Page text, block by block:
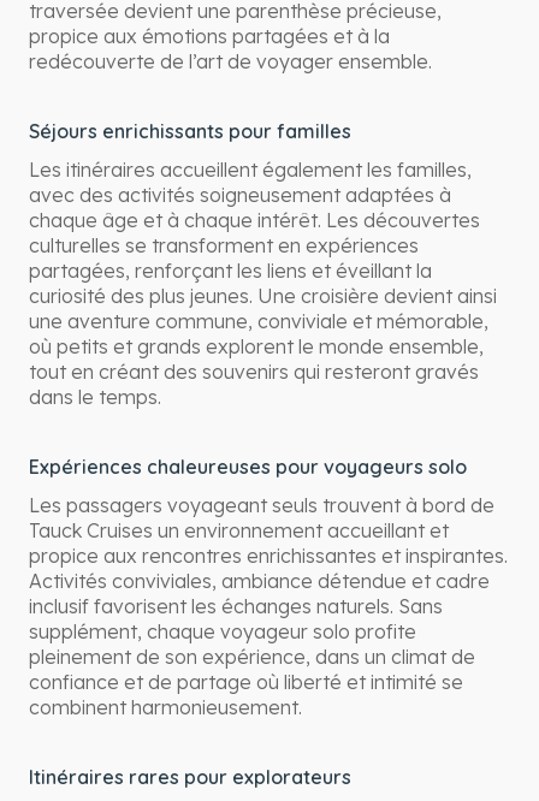
traversée devient une parenthèse précieuse,
propice aux émotions partagées et à la
redécouverte de l’art de voyager ensemble.
Séjours enrichissants pour familles
Les itinéraires accueillent également les familles,
avec des activités soigneusement adaptées à
chaque âge et à chaque intérêt. Les découvertes
culturelles se transforment en expériences
partagées, renforçant les liens et éveillant la
curiosité des plus jeunes. Une croisière devient ainsi
une aventure commune, conviviale et mémorable,
où petits et grands explorent le monde ensemble,
tout en créant des souvenirs qui resteront gravés
dans le temps.
Expériences chaleureuses pour voyageurs solo
Les passagers voyageant seuls trouvent à bord de
Tauck Cruises un environnement accueillant et
propice aux rencontres enrichissantes et inspirantes.
Activités conviviales, ambiance détendue et cadre
inclusif favorisent les échanges naturels. Sans
supplément, chaque voyageur solo profite
pleinement de son expérience, dans un climat de
confiance et de partage où liberté et intimité se
combinent harmonieusement.
Itinéraires rares pour explorateurs